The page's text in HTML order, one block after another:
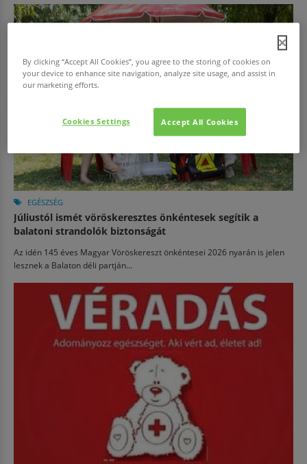
EGÉSZSÉG
Júliustól ismét vöröskeresztes önkéntesek segítik a
balatoni strandolók biztonságát
Az idén 145 éves Magyar Vöröskereszt önkéntesei 2026 nyarán is jelen
lesznek a Balaton déli partján...
By clicking “Accept All Cookies”, you agree to the storing of cookies on
your device to enhance site navigation, analyze site usage, and assist in
our marketing efforts.
Accept All Cookies
Cookies Settings